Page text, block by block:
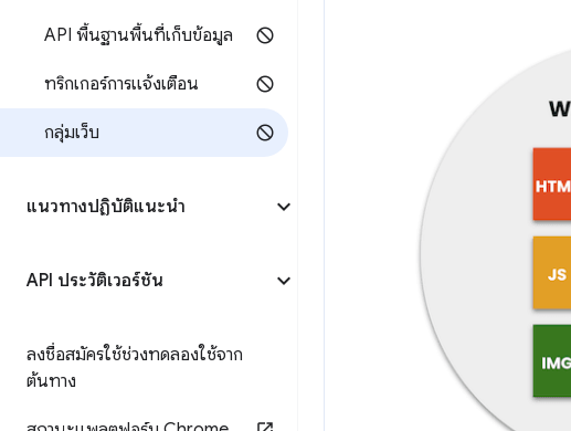
API พื้นฐานพื้นที่เก็บข้อมูล
ทริกเกอร์การแจ้งเตือน
กลุ่มเว็บ
แนวทางปฏิบัติแนะนำ
API ประวัติเวอร์ชัน
ลงชื่อสมัครใช้ช่วงทดลองใช้จาก
ต้นทาง